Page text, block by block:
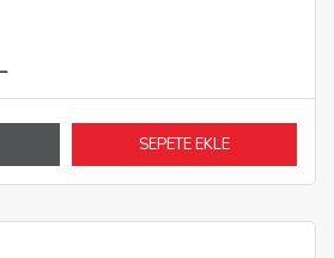
SEPETE EKLE